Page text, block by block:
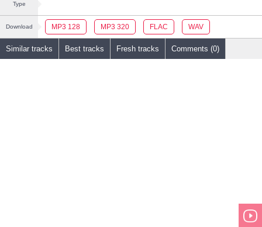
Type
Download MP3 128 MP3 320 FLAC WAV
Similar tracks Best tracks Fresh tracks Comments (0)